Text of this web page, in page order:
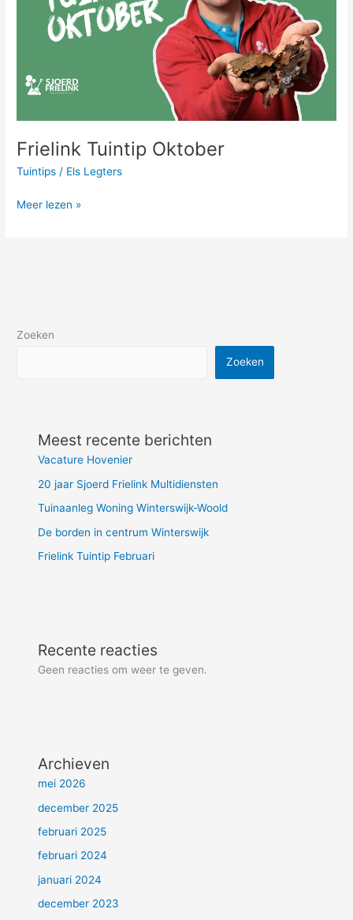
Frielink Tuintip Oktober
Tuintips / Els Legters
Meer lezen »
Zoeken
Zoeken
Meest recente berichten
Vacature Hovenier
20 jaar Sjoerd Frielink Multidiensten
Tuinaanleg Woning Winterswijk-Woold
De borden in centrum Winterswijk
Frielink Tuintip Februari
Recente reacties
Geen reacties om weer te geven.
Archieven
mei 2026
december 2025
februari 2025
februari 2024
januari 2024
december 2023